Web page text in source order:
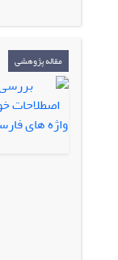
مقاله پژوهشی